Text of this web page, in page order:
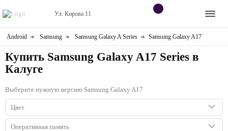
Ул. Кирова 11
Контакты
Оплата
О
магазине
Apple
Dyson
Яндекс станции
Приставки
Android Samsung Samsung Galaxy A Series Samsung Galaxy A17
Купить Samsung Galaxy A17 Series в
Калуге
Выберите нужную версию Samsung Galaxy A17
Цвет
Голубой
Оперативная память